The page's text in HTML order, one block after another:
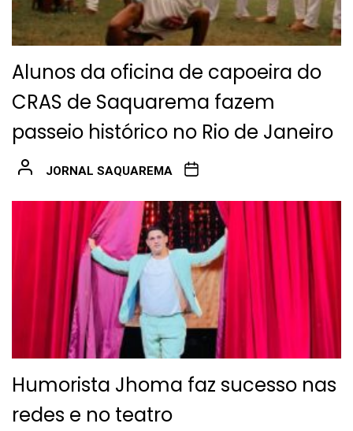
Alunos da oficina de capoeira do
CRAS de Saquarema fazem
passeio histórico no Rio de Janeiro
JORNAL SAQUAREMA
Humorista Jhoma faz sucesso nas
redes e no teatro